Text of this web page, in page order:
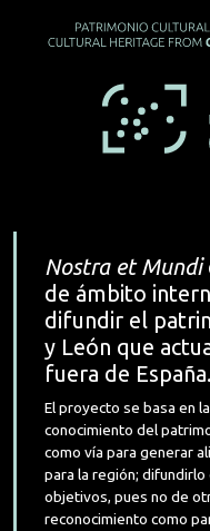
Nostra et Mundi
de ámbito
difundir el
y León que
fuera de España.
El proyecto se basa en
conocimiento del
como vía para generar
para la región;
objetivos, pues no de
reconocimiento como